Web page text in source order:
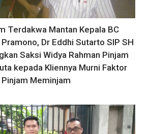
Terdakwa Mantan Kepala BC
Dr Eddhi Sutarto SIP SH
Saksi Widya Rahman Pinjam
kepada Kliennya Murni Faktor
Pinjam Meminjam